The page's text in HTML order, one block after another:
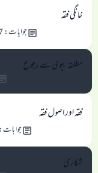
خانگی فقہ
جوابات:
مطلقہ بیوی سے رجوع
فقہ اور اصول فقہ
جوابات:
شکاری